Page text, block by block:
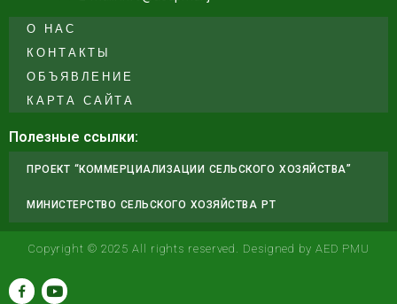
О НАС
КОНТАКТЫ
ОБЪЯВЛЕНИЕ
КАРТА САЙТА
Полезные ссылки:
ПРОЕКТ “КОММЕРЦИАЛИЗАЦИИ СЕЛЬСКОГО ХОЗЯЙСТВА”
МИНИСТЕРСТВО СЕЛЬСКОГО ХОЗЯЙСТВА РТ
Copyright © 2025 All rights reserved. Designed by AED PMU